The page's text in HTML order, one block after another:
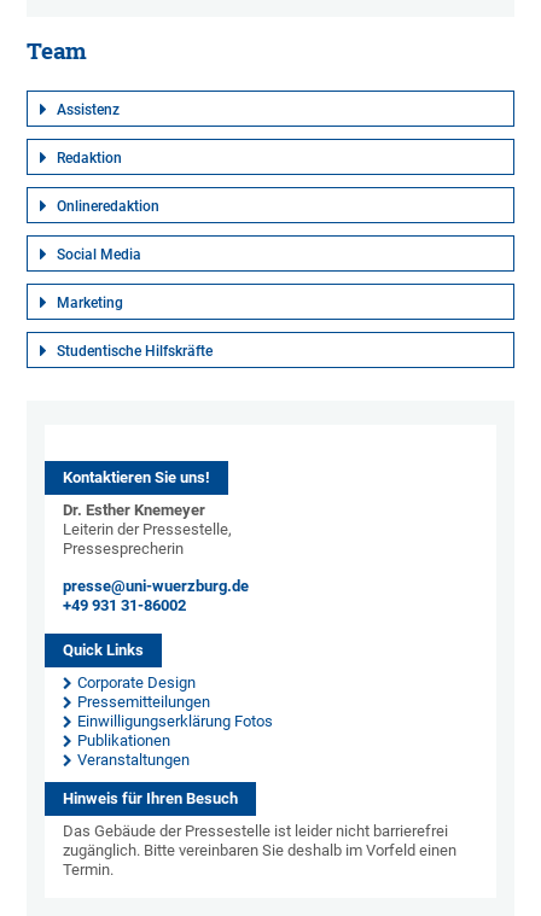
Team
Assistenz
Redaktion
Onlineredaktion
Social Media
Marketing
Studentische Hilfskräfte
Kontaktieren Sie uns!
Dr. Esther Knemeyer
Leiterin der Pressestelle,
Pressesprecherin
presse@uni-wuerzburg.de
+49 931 31-86002
Quick Links
Corporate Design
Pressemitteilungen
Einwilligungserklärung Fotos
Publikationen
Veranstaltungen
Hinweis für Ihren Besuch
Das Gebäude der Pressestelle ist leider nicht barrierefrei
zugänglich. Bitte vereinbaren Sie deshalb im Vorfeld einen
Termin.